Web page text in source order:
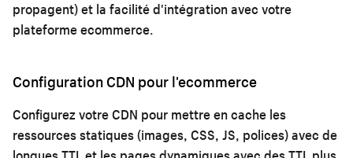
propagent) et la facilité d'intégration avec votre
plateforme ecommerce.
Configuration CDN pour l'ecommerce
Configurez votre CDN pour mettre en cache les
ressources statiques (images, CSS, JS, polices) avec de